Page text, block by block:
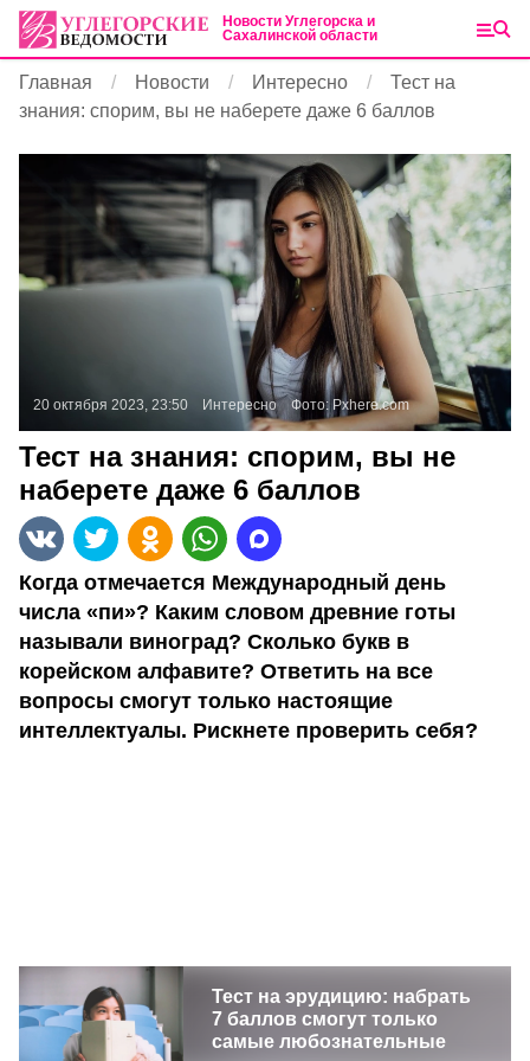
Новости Углегорска и
Сахалинской области
Главная Новости Интересно
Тест на
знания: спорим, вы не наберете даже 6 баллов
20 октября 2023, 23:50 Интересно Фото:Pxhere.com
Тест на знания: спорим, вы не
наберете даже 6 баллов
Когда отмечается Международный день
числа «пи»? Каким словом древние готы
называли виноград? Сколько букв в
корейском алфавите? Ответить на все
вопросы смогут только настоящие
интеллектуалы. Рискнете проверить себя?
Тест на эрудицию: набрать
7 баллов смогут только
самые любознательные